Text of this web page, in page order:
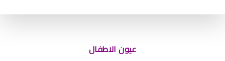
عيون الاطفال